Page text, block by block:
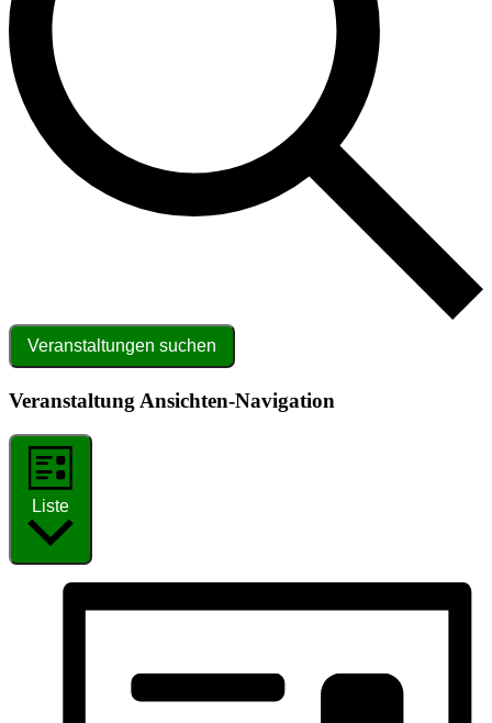
Veranstaltungen suchen
Veranstaltung Ansichten-Navigation
Liste